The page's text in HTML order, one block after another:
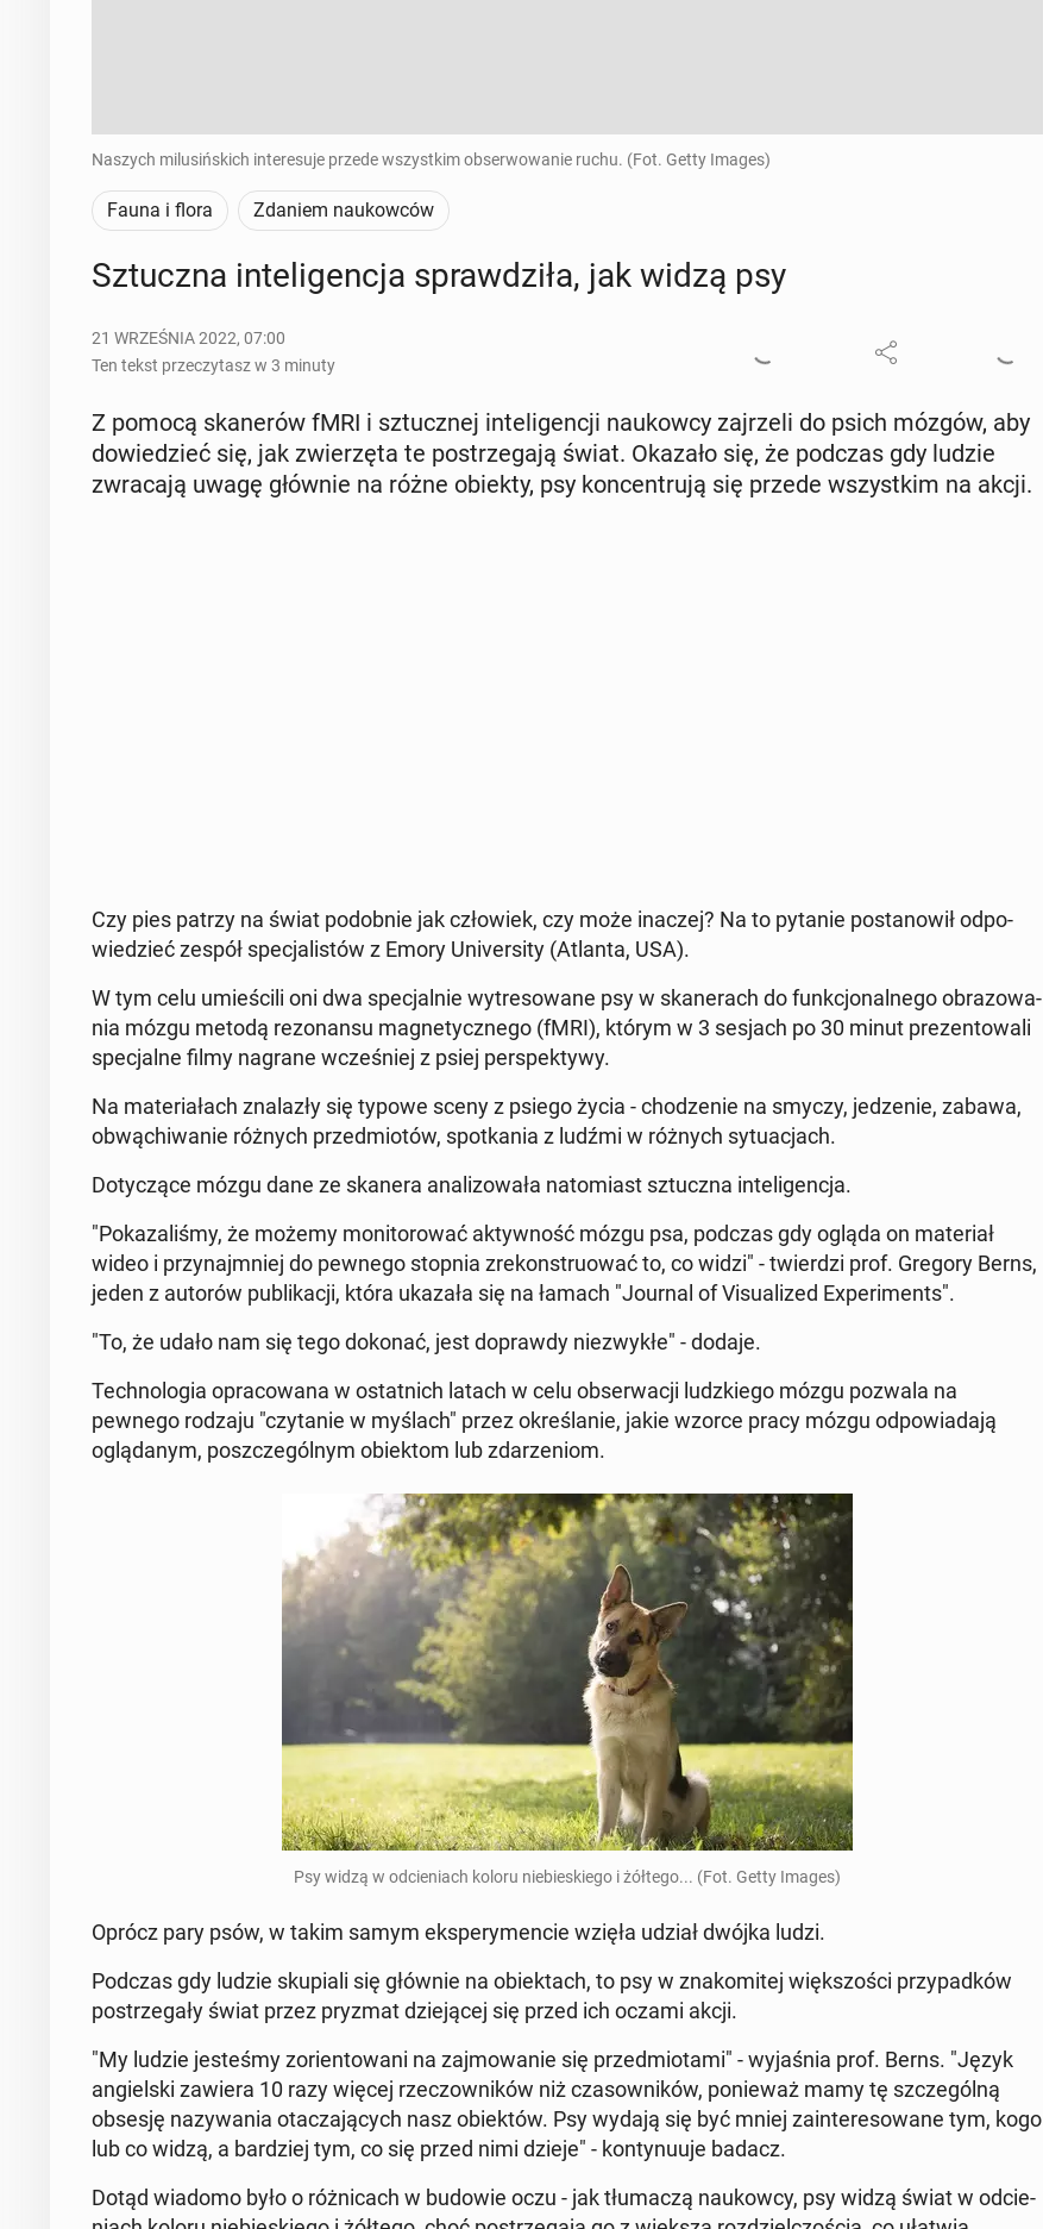
Naszych milusińskich interesuje przede wszystkim obserwowanie ruchu. (Fot. Getty Images)
Fauna i flora Zdaniem naukowców
Sztucz­na in­te­li­gen­cja spraw­dzi­ła, jak widzą psy
21 WRZEŚNIA 2022, 07:00
Ten tekst przeczytasz w 3 minuty
Z pomocą ska­ne­rów fMRI i sztucz­nej in­te­li­gen­cji na­ukow­cy zaj­rze­li do psich mózgów, aby
do­wie­dzieć się, jak zwie­rzę­ta te po­strze­ga­ją świat. Okazało się, że podczas gdy ludzie
zwra­ca­ją uwagę głównie na różne obiekty, psy kon­cen­tru­ją się przede wszyst­kim na akcji.
Czy pies patrzy na świat po­dob­nie jak czło­wiek, czy może inaczej? Na to pytanie po­sta­no­wił od­po­
wie­dzieć zespół spe­cja­li­stów z Emory Uni­ver­si­ty (Atlanta, USA).
W tym celu umie­ści­li oni dwa spe­cjal­nie wy­tre­so­wa­ne psy w ska­ne­rach do funk­cjo­nal­ne­go ob­ra­zo­wa­
nia mózgu metodą re­zo­nan­su ma­gne­tycz­ne­go (fMRI), którym w 3 sesjach po 30 minut pre­zen­to­wa­li
spe­cjal­ne filmy nagrane wcze­śniej z psiej per­spek­ty­wy.
Na ma­te­ria­łach zna­la­zły się typowe sceny z psiego życia - cho­dze­nie na smyczy, je­dze­nie, zabawa,
ob­wą­chi­wa­nie różnych przed­mio­tów, spo­tka­nia z ludźmi w różnych sy­tu­acjach.
Do­ty­czą­ce mózgu dane ze skanera ana­li­zo­wa­ła na­to­miast sztucz­na in­te­li­gen­cja.
"Po­ka­za­li­śmy, że możemy mo­ni­to­ro­wać ak­tyw­ność mózgu psa, podczas gdy ogląda on ma­te­riał
wideo i przy­naj­mniej do pewnego stopnia zre­kon­stru­ować to, co widzi" - twier­dzi prof. Gregory Berns,
jeden z autorów pu­bli­ka­cji, która ukazała się na łamach "Journal of Vi­su­ali­zed Expe­ri­ments".
"To, że udało nam się tego dokonać, jest do­praw­dy nie­zwy­kłe" - dodaje.
Tech­no­lo­gia opra­co­wa­na w ostat­nich latach w celu ob­ser­wa­cji ludz­kie­go mózgu pozwala na
pewnego rodzaju "czy­ta­nie w myślach" przez okre­śla­nie, jakie wzorce pracy mózgu od­po­wia­da­ją
oglą­da­nym, po­szcze­gól­nym obiek­tom lub zda­rze­niom.
Psy widzą w od­cie­niach koloru nie­bie­skie­go i żółtego... (Fot. Getty Images)
Oprócz pary psów, w takim samym eks­pe­ry­men­cie wzięła udział dwójka ludzi.
Podczas gdy ludzie sku­pia­li się głównie na obiek­tach, to psy w zna­ko­mi­tej więk­szo­ści przy­pad­ków
po­strze­ga­ły świat przez pryzmat dzie­ją­cej się przed ich oczami akcji.
"My ludzie je­ste­śmy zo­rien­to­wa­ni na zaj­mo­wa­nie się przed­mio­ta­mi" - wy­ja­śnia prof. Berns. "Język
an­giel­ski zawiera 10 razy więcej rze­czow­ni­ków niż cza­sow­ni­ków, po­nie­waż mamy tę szcze­gól­ną
obsesję na­zy­wa­nia ota­cza­ją­cych nasz obiek­tów. Psy wydają się być mniej za­in­te­re­so­wa­ne tym, kogo
lub co widzą, a bar­dziej tym, co się przed nimi dzieje" - kon­ty­nu­uje badacz.
Dotąd wiadomo było o róż­ni­cach w budowie oczu - jak tłu­ma­czą na­ukow­cy, psy widzą świat w od­cie­